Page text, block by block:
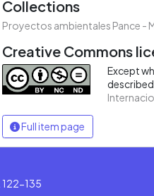
Collections
Proyectos ambientales Pance -
Creative Commons
Except
described
Full item page
122-135